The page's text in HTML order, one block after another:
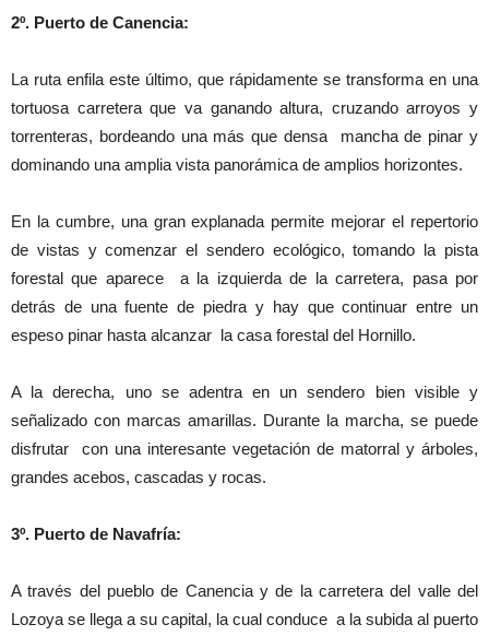
2º. Puerto de Canencia:
La ruta enfila este último, que rápidamente se transforma en una
tortuosa carretera que va ganando altura, cruzando arroyos y
torrenteras, bordeando una más que densa mancha de pinar y
dominando una amplia vista panorámica de amplios horizontes.
En la cumbre, una gran explanada permite mejorar el repertorio
de vistas y comenzar el sendero ecológico, tomando la pista
forestal que aparece a la izquierda de la carretera, pasa por
detrás de una fuente de piedra y hay que continuar entre un
espeso pinar hasta alcanzar la casa forestal del Hornillo.
A la derecha, uno se adentra en un sendero bien visible y
señalizado con marcas amarillas. Durante la marcha, se puede
disfrutar con una interesante vegetación de matorral y árboles,
grandes acebos, cascadas y rocas.
3º. Puerto de Navafría:
A través del pueblo de Canencia y de la carretera del valle del
Lozoya se llega a su capital, la cual conduce a la subida al puerto